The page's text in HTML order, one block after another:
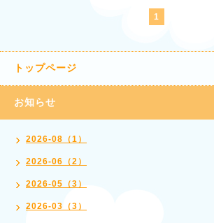
1
トップページ
お知らせ
2026-08（1）
2026-06（2）
2026-05（3）
2026-03（3）